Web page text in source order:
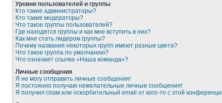
Уровни пользователей и группы
Кто такие администраторы?
Кто такие модераторы?
Что такое группы пользователей?
Где находятся группы и как мне вступить в них?
Как мне стать лидером группы?
Почему названия некоторых групп имеют разные цвета?
Что такое группа по умолчанию?
Что означает ссылка «Наша команда»?
Личные сообщения
Я не могу отправить личные сообщения!
Я постоянно получаю нежелательные личные сообщения!
Я получил спам или оскорбительный email от кого-то с этой